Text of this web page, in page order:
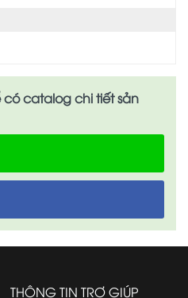
catalog chi tiết sản
THÔNG TIN TRỢ GIÚP